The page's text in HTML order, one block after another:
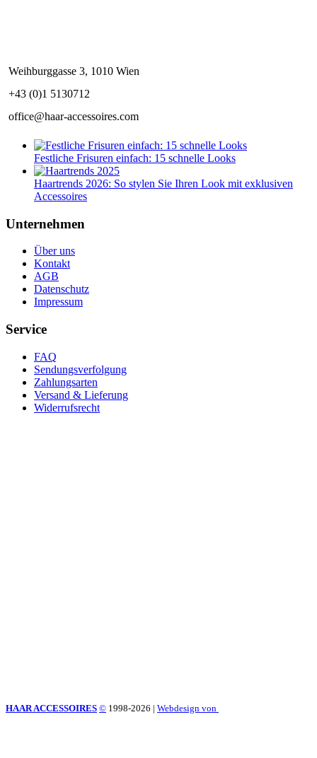
Weihburggasse 3, 1010 Wien
+43 (0)1 5130712
office@haar-accessoires.com
Festliche Frisuren einfach: 15 schnelle Looks
Haartrends 2026: So stylen Sie Ihren Look mit exklusiven
Accessoires
Unternehmen
Über uns
Kontakt
AGB
Datenschutz
Impressum
Service
FAQ
Sendungsverfolgung
Zahlungsarten
Versand & Lieferung
Widerrufsrecht
HAAR ACCESSOIRES © 1998-2026 | Webdesign von